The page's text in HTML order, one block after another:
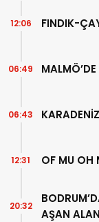
FINDIK-
12:06
06:49
06:43
OF MU OH
12:31
AŞAN
20:32